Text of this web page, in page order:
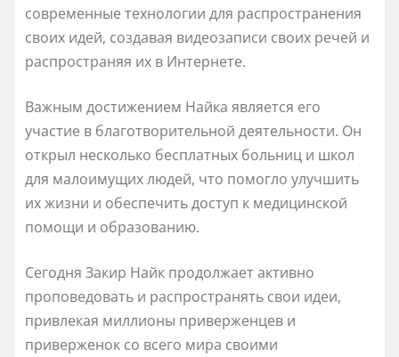
современные технологии для распространения
своих идей, создавая видеозаписи своих речей и
распространяя их в Интернете.
Важным достижением Найка является его
участие в благотворительной деятельности. Он
открыл несколько бесплатных больниц и школ
для малоимущих людей, что помогло улучшить
их жизни и обеспечить доступ к медицинской
помощи и образованию.
Сегодня Закир Найк продолжает активно
проповедовать и распространять свои идеи,
привлекая миллионы приверженцев и
приверженок со всего мира своими